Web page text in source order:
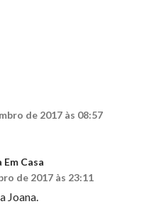
de 2017 às 08:57
Casa
de 2017 às 23:11
Joana.